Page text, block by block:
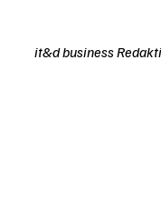
it&d business